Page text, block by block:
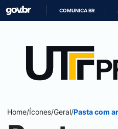
COMUNICA BR
Home/Ícones/Geral/Pasta com